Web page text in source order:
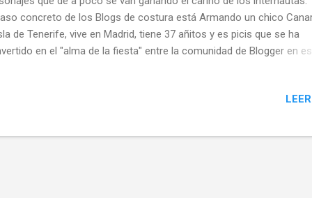
concreto de los Blogs de costura está Armando un chico
de Tenerife, vive en Madrid, tiene 37 añitos y es picis que se ha
en el "alma de la fiesta" entre la comunidad de Blogger en
ha encantado, les invito a conocer un poco más de él y su diario.